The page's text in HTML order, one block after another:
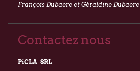
François Dubaere et Géraldine Dubaere
Contactez nous
PiCLA SRL